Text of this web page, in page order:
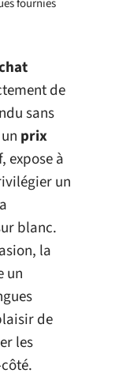
fournies
de
sans
prix
expose à
un
blanc.
la
un
de
les